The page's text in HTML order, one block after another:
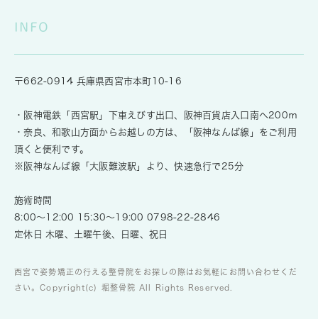
INFO
〒662-0914 兵庫県西宮市本町10-16
・阪神電鉄「西宮駅」下車えびす出口、阪神百貨店入口南へ200ｍ
・奈良、和歌山方面からお越しの方は、「阪神なんば線」をご利用
頂くと便利です。
※阪神なんば線「大阪難波駅」より、快速急行で25分
施術時間
8:00～12:00 15:30～19:00 0798-22-2846
定休日 木曜、土曜午後、日曜、祝日
西宮で姿勢矯正の行える整骨院をお探しの際はお気軽にお問い合わせくだ
さい。Copyright(c) 堀整骨院 All Rights Reserved.